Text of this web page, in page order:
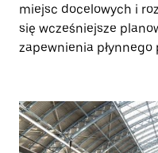
miejsc docelowych i
się wcześniejsze
zapewnienia płynnego